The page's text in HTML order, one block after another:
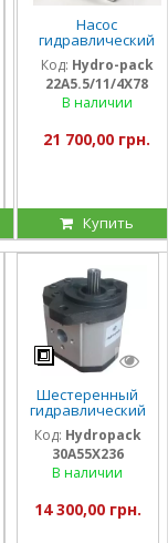
Насос
гидравлический
шестеренный
тандемный Hydro-
pack
22A5.5/11/4X780DSS
Код: Hydro-pack
22A5.5/11/4X78
В наличии
21 700,00 грн.
Купить
Шестеренный
гидравлический
насос Hydropack
30A55X236 (55
см3) левого
вращения
Код: Hydropack
30A55X236
В наличии
14 300,00 грн.